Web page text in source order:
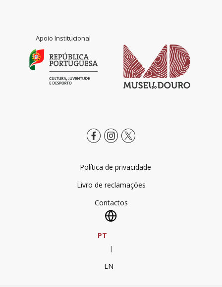
Apoio Institucional
Política de privacidade
Livro de reclamações
Contactos
PT
|
EN